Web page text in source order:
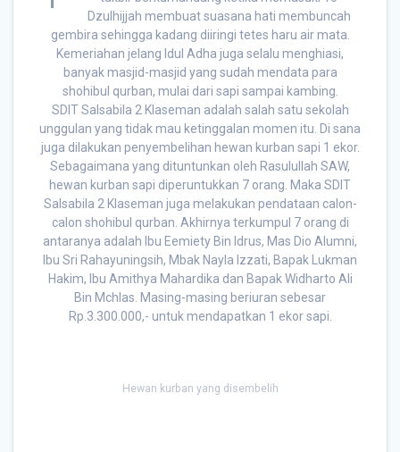
Dzulhijjah membuat suasana hati membuncah
gembira sehingga kadang diiringi tetes haru air mata.
Kemeriahan jelang Idul Adha juga selalu menghiasi,
banyak masjid-masjid yang sudah mendata para
shohibul qurban, mulai dari sapi sampai kambing.
SDIT Salsabila 2 Klaseman adalah salah satu sekolah
unggulan yang tidak mau ketinggalan momen itu. Di sana
juga dilakukan penyembelihan hewan kurban sapi 1 ekor.
Sebagaimana yang dituntunkan oleh Rasulullah SAW,
hewan kurban sapi diperuntukkan 7 orang. Maka SDIT
Salsabila 2 Klaseman juga melakukan pendataan calon-
calon shohibul qurban. Akhirnya terkumpul 7 orang di
antaranya adalah Ibu Eemiety Bin Idrus, Mas Dio Alumni,
Ibu Sri Rahayuningsih, Mbak Nayla Izzati, Bapak Lukman
Hakim, Ibu Amithya Mahardika dan Bapak Widharto Ali
Bin Mchlas. Masing-masing beriuran sebesar
Rp.3.300.000,- untuk mendapatkan 1 ekor sapi.
Hewan kurban yang disembelih